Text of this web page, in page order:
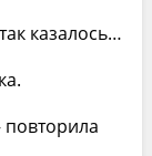
казалось…